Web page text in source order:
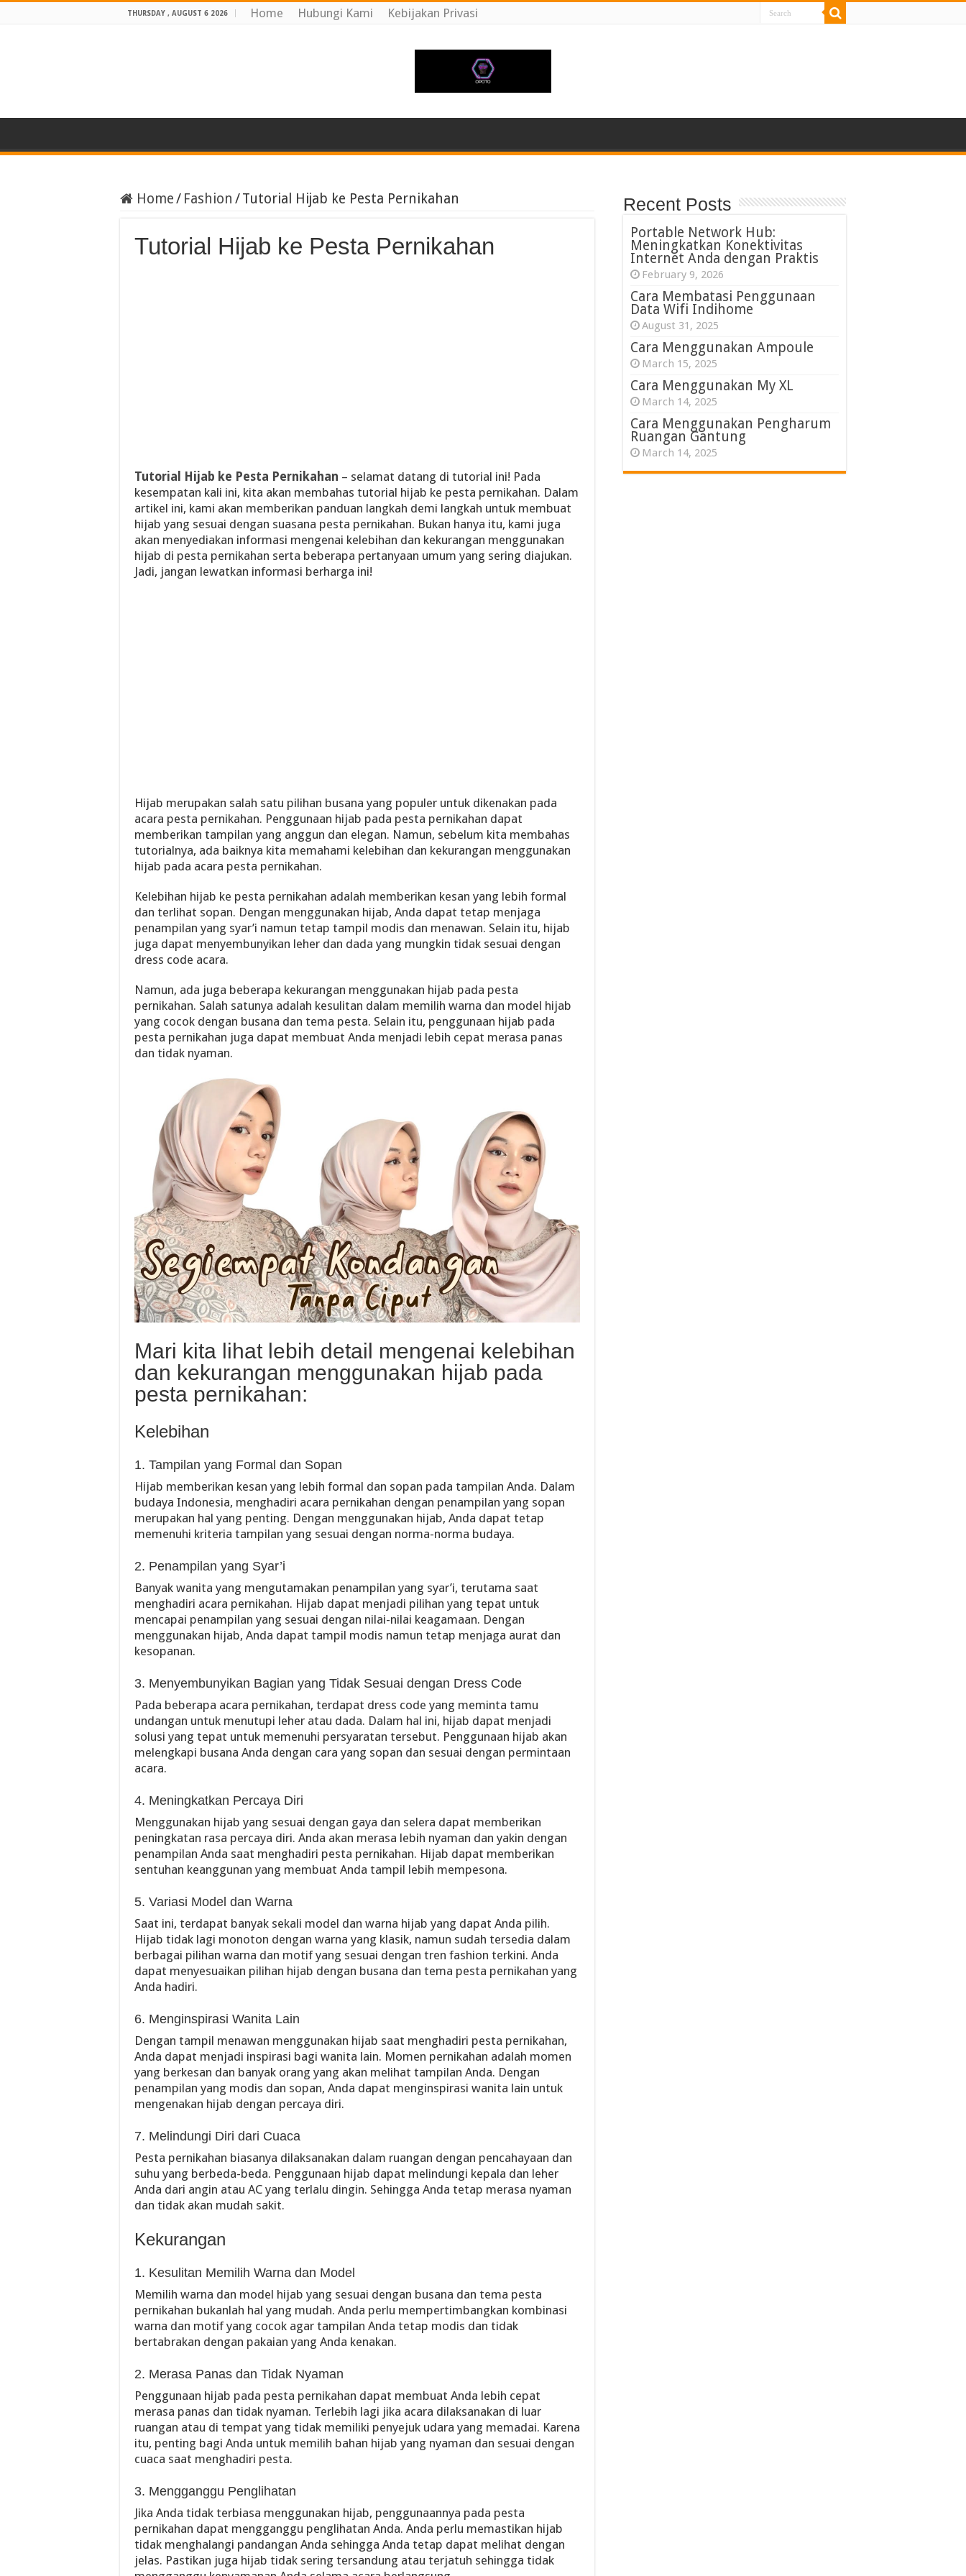
THURSDAY , AUGUST 6 2026 Home Hubungi Kami Kebijakan Privasi
Home/ Fashion /Tutorial Hijab ke Pesta Pernikahan
Tutorial Hijab ke Pesta Pernikahan
Tutorial Hijab ke Pesta Pernikahan – selamat datang di tutorial ini! Pada
kesempatan kali ini, kita akan membahas tutorial hijab ke pesta pernikahan. Dalam
artikel ini, kami akan memberikan panduan langkah demi langkah untuk membuat
hijab yang sesuai dengan suasana pesta pernikahan. Bukan hanya itu, kami juga
akan menyediakan informasi mengenai kelebihan dan kekurangan menggunakan
hijab di pesta pernikahan serta beberapa pertanyaan umum yang sering diajukan.
Jadi, jangan lewatkan informasi berharga ini!
Hijab merupakan salah satu pilihan busana yang populer untuk dikenakan pada
acara pesta pernikahan. Penggunaan hijab pada pesta pernikahan dapat
memberikan tampilan yang anggun dan elegan. Namun, sebelum kita membahas
tutorialnya, ada baiknya kita memahami kelebihan dan kekurangan menggunakan
hijab pada acara pesta pernikahan.
Kelebihan hijab ke pesta pernikahan adalah memberikan kesan yang lebih formal
dan terlihat sopan. Dengan menggunakan hijab, Anda dapat tetap menjaga
penampilan yang syar’i namun tetap tampil modis dan menawan. Selain itu, hijab
juga dapat menyembunyikan leher dan dada yang mungkin tidak sesuai dengan
dress code acara.
Namun, ada juga beberapa kekurangan menggunakan hijab pada pesta
pernikahan. Salah satunya adalah kesulitan dalam memilih warna dan model hijab
yang cocok dengan busana dan tema pesta. Selain itu, penggunaan hijab pada
pesta pernikahan juga dapat membuat Anda menjadi lebih cepat merasa panas
dan tidak nyaman.
Mari kita lihat lebih detail mengenai kelebihan
dan kekurangan menggunakan hijab pada
pesta pernikahan:
Kelebihan
1. Tampilan yang Formal dan Sopan
Hijab memberikan kesan yang lebih formal dan sopan pada tampilan Anda. Dalam
budaya Indonesia, menghadiri acara pernikahan dengan penampilan yang sopan
merupakan hal yang penting. Dengan menggunakan hijab, Anda dapat tetap
memenuhi kriteria tampilan yang sesuai dengan norma-norma budaya.
2. Penampilan yang Syar’i
Banyak wanita yang mengutamakan penampilan yang syar’i, terutama saat
menghadiri acara pernikahan. Hijab dapat menjadi pilihan yang tepat untuk
mencapai penampilan yang sesuai dengan nilai-nilai keagamaan. Dengan
menggunakan hijab, Anda dapat tampil modis namun tetap menjaga aurat dan
kesopanan.
3. Menyembunyikan Bagian yang Tidak Sesuai dengan Dress Code
Pada beberapa acara pernikahan, terdapat dress code yang meminta tamu
undangan untuk menutupi leher atau dada. Dalam hal ini, hijab dapat menjadi
solusi yang tepat untuk memenuhi persyaratan tersebut. Penggunaan hijab akan
melengkapi busana Anda dengan cara yang sopan dan sesuai dengan permintaan
acara.
4. Meningkatkan Percaya Diri
Menggunakan hijab yang sesuai dengan gaya dan selera dapat memberikan
peningkatan rasa percaya diri. Anda akan merasa lebih nyaman dan yakin dengan
penampilan Anda saat menghadiri pesta pernikahan. Hijab dapat memberikan
sentuhan keanggunan yang membuat Anda tampil lebih mempesona.
5. Variasi Model dan Warna
Saat ini, terdapat banyak sekali model dan warna hijab yang dapat Anda pilih.
Hijab tidak lagi monoton dengan warna yang klasik, namun sudah tersedia dalam
berbagai pilihan warna dan motif yang sesuai dengan tren fashion terkini. Anda
dapat menyesuaikan pilihan hijab dengan busana dan tema pesta pernikahan yang
Anda hadiri.
6. Menginspirasi Wanita Lain
Dengan tampil menawan menggunakan hijab saat menghadiri pesta pernikahan,
Anda dapat menjadi inspirasi bagi wanita lain. Momen pernikahan adalah momen
yang berkesan dan banyak orang yang akan melihat tampilan Anda. Dengan
penampilan yang modis dan sopan, Anda dapat menginspirasi wanita lain untuk
mengenakan hijab dengan percaya diri.
7. Melindungi Diri dari Cuaca
Pesta pernikahan biasanya dilaksanakan dalam ruangan dengan pencahayaan dan
suhu yang berbeda-beda. Penggunaan hijab dapat melindungi kepala dan leher
Anda dari angin atau AC yang terlalu dingin. Sehingga Anda tetap merasa nyaman
dan tidak akan mudah sakit.
Kekurangan
1. Kesulitan Memilih Warna dan Model
Memilih warna dan model hijab yang sesuai dengan busana dan tema pesta
pernikahan bukanlah hal yang mudah. Anda perlu mempertimbangkan kombinasi
warna dan motif yang cocok agar tampilan Anda tetap modis dan tidak
bertabrakan dengan pakaian yang Anda kenakan.
2. Merasa Panas dan Tidak Nyaman
Penggunaan hijab pada pesta pernikahan dapat membuat Anda lebih cepat
merasa panas dan tidak nyaman. Terlebih lagi jika acara dilaksanakan di luar
ruangan atau di tempat yang tidak memiliki penyejuk udara yang memadai. Karena
itu, penting bagi Anda untuk memilih bahan hijab yang nyaman dan sesuai dengan
cuaca saat menghadiri pesta.
3. Mengganggu Penglihatan
Jika Anda tidak terbiasa menggunakan hijab, penggunaannya pada pesta
pernikahan dapat mengganggu penglihatan Anda. Anda perlu memastikan hijab
tidak menghalangi pandangan Anda sehingga Anda tetap dapat melihat dengan
jelas. Pastikan juga hijab tidak sering tersandung atau terjatuh sehingga tidak
Recent Posts
Portable Network Hub:
Meningkatkan Konektivitas
Internet Anda dengan Praktis
February 9, 2026
Cara Membatasi Penggunaan
Data Wifi Indihome
August 31, 2025
Cara Menggunakan Ampoule
March 15, 2025
Cara Menggunakan My XL
March 14, 2025
Cara Menggunakan Pengharum
Ruangan Gantung
March 14, 2025